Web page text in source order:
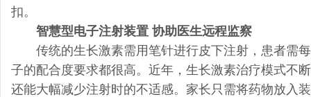
扣。
智慧型电子注射装置 协助医生远程监察
传统的生长激素需用笔针进行皮下注射，患者需
子的配合度要求都很高。近年，生长激素治疗模式不
还能大幅减少注射时的不适感。家长只需将药物放入